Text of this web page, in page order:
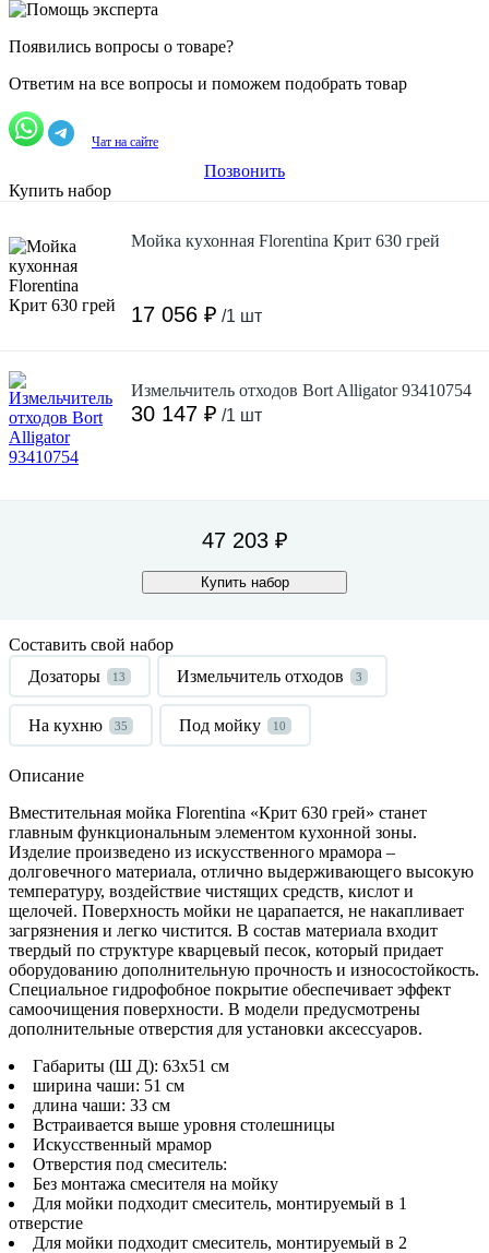
Появились вопросы о товаре?
Ответим на все вопросы и поможем подобрать товар
Чат на сайте
Позвонить
Купить набор
Мойка кухонная Florentina Крит 630 грей
17 056 ₽ /1 шт
Измельчитель отходов Bort Alligator 93410754
30 147 ₽ /1 шт
47 203 ₽
Купить набор
Составить свой набор
Дозаторы
13 Измельчитель отходов 3
На кухню 35 Под мойку 10
Описание
Вместительная мойка Florentina «Крит 630 грей» станет
главным функциональным элементом кухонной зоны.
Изделие произведено из искусственного мрамора –
долговечного материала, отлично выдерживающего высокую
температуру, воздействие чистящих средств, кислот и
щелочей. Поверхность мойки не царапается, не накапливает
загрязнения и легко чистится. В состав материала входит
твердый по структуре кварцевый песок, который придает
оборудованию дополнительную прочность и износостойкость.
Специальное гидрофобное покрытие обеспечивает эффект
самоочищения поверхности. В модели предусмотрены
дополнительные отверстия для установки аксессуаров.
Габариты (Ш Д): 63x51 см
ширина чаши: 51 см
длина чаши: 33 см
Встраивается выше уровня столешницы
Искусственный мрамор
Отверстия под смеситель:
Без монтажа смесителя на мойку
Для мойки подходит смеситель, монтируемый в 1
отверстие
Для мойки подходит смеситель, монтируемый в 2